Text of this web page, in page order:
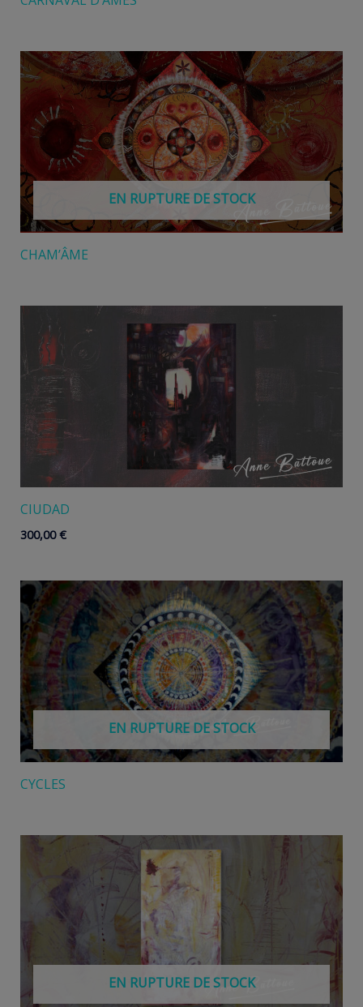
EN RUPTURE DE STOCK
CHAM’ÂME
CIUDAD
300,00€
EN RUPTURE DE STOCK
CYCLES
EN RUPTURE DE STOCK